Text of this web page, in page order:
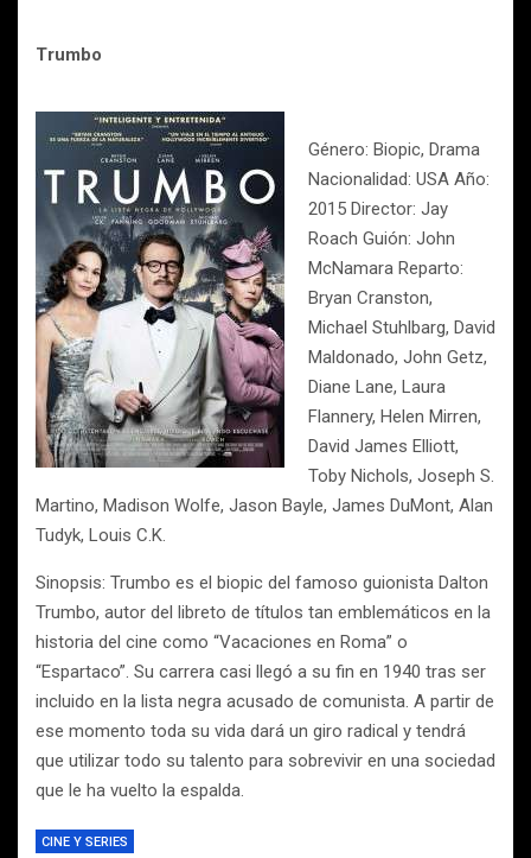
Trumbo
Género: Biopic, Drama
Nacionalidad: USA Año:
2015 Director: Jay
Roach Guión: John
McNamara Reparto:
Bryan Cranston,
Michael Stuhlbarg, David
Maldonado, John Getz,
Diane Lane, Laura
Flannery, Helen Mirren,
David James Elliott,
Toby Nichols, Joseph S.
Martino, Madison Wolfe, Jason Bayle, James DuMont, Alan
Tudyk, Louis C.K.
Sinopsis: Trumbo es el biopic del famoso guionista Dalton
Trumbo, autor del libreto de títulos tan emblemáticos en la
historia del cine como “Vacaciones en Roma” o
“Espartaco”. Su carrera casi llegó a su fin en 1940 tras ser
incluido en la lista negra acusado de comunista. A partir de
ese momento toda su vida dará un giro radical y tendrá
que utilizar todo su talento para sobrevivir en una sociedad
que le ha vuelto la espalda.
CINE Y SERIES